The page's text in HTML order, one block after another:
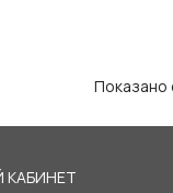
Показано